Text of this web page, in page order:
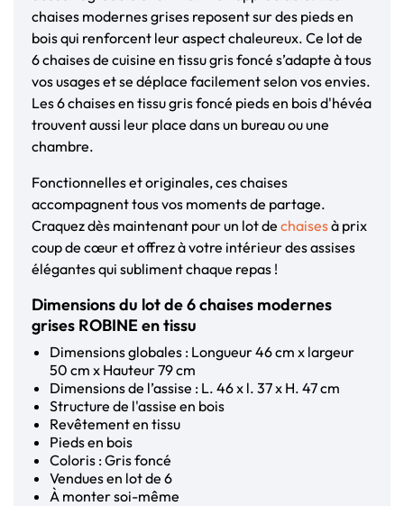
chaises modernes grises reposent sur des pieds en
bois qui renforcent leur aspect chaleureux. Ce lot de
6 chaises de cuisine en tissu gris foncé s’adapte à tous
vos usages et se déplace facilement selon vos envies.
Les 6 chaises en tissu gris foncé pieds en bois d'hévéa
trouvent aussi leur place dans un bureau ou une
chambre.
Fonctionnelles et originales, ces chaises
accompagnent tous vos moments de partage.
Craquez dès maintenant pour un lot de chaisesà prix
coup de cœur et offrez à votre intérieur des assises
élégantes qui subliment chaque repas !
Dimensions du lot de 6 chaises modernes
grises ROBINE en tissu
Dimensions globales : Longueur 46 cm x largeur
50 cm x Hauteur 79 cm
Dimensions de l’assise : L. 46 x l. 37 x H. 47 cm
Structure de l'assise en bois
Revêtement en tissu
Pieds en bois
Coloris : Gris foncé
Vendues en lot de 6
À monter soi-même